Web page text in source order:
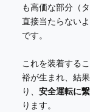
も高価な部分（
直接当たらない
です。
これを装着する
裕が生まれ、結
り、 安全運転に
ります。